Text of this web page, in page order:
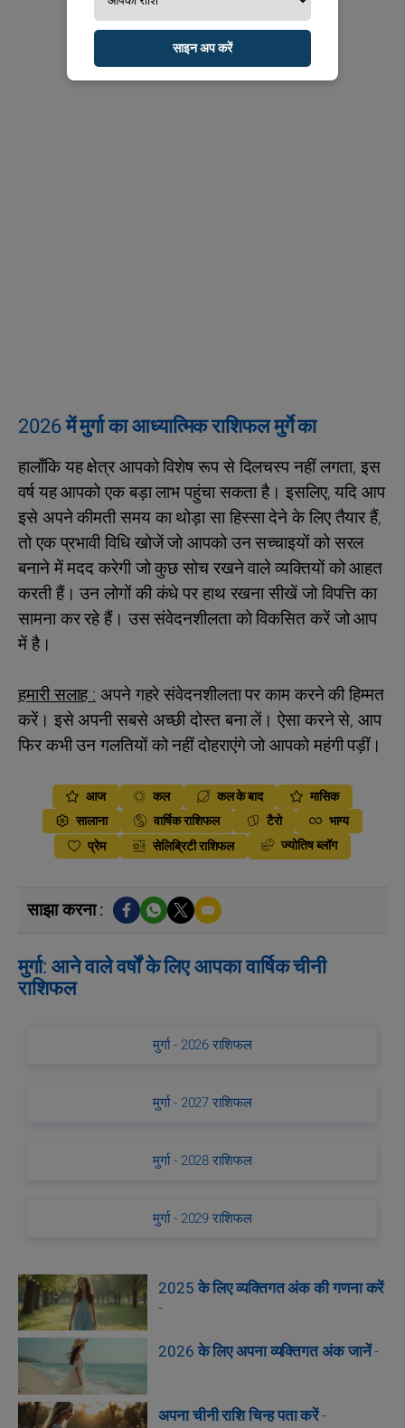
2026 में मुर्गा का आध्यात्मिक राशिफल मुर्गे का
हालाँकि यह क्षेत्र आपको विशेष रूप से दिलचस्प नहीं लगता, इस
वर्ष यह आपको एक बड़ा लाभ पहुंचा सकता है। इसलिए, यदि आप
इसे अपने कीमती समय का थोड़ा सा हिस्सा देने के लिए तैयार हैं,
तो एक प्रभावी विधि खोजें जो आपको उन सच्चाइयों को सरल
बनाने में मदद करेगी जो कुछ सोच रखने वाले व्यक्तियों को आहत
करती हैं। उन लोगों की कंधे पर हाथ रखना सीखें जो विपत्ति का
सामना कर रहे हैं। उस संवेदनशीलता को विकसित करें जो आप
में है।
हमारी सलाह :अपने गहरे संवेदनशीलता पर काम करने की हिम्मत
करें। इसे अपनी सबसे अच्छी दोस्त बना लें। ऐसा करने से, आप
फिर कभी उन गलतियों को नहीं दोहराएंगे जो आपको महंगी पड़ीं।
आज कल कल के बाद
मासिक
सालाना
वार्षिक राशिफल टैरो
भाग्य
प्रेम
सेलिब्रिटी राशिफल ज्योतिष ब्लॉग
साझा करना :
मुर्गा: आने वाले वर्षों के लिए आपका वार्षिक चीनी
राशिफल
मुर्गा - 2026 राशिफल
मुर्गा - 2027 राशिफल
मुर्गा - 2028 राशिफल
मुर्गा - 2029 राशिफल
2025 के लिए व्यक्तिगत अंक की गणना करें
-
2026 के लिए अपना व्यक्तिगत अंक जानें-
अपना चीनी राशि चिन्ह पता करें-
साइन अप करें